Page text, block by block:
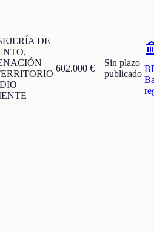
DE
602.000 €
Sin plazo
publicado